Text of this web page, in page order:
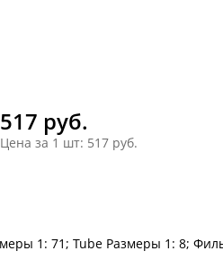
517 руб.
Цена за 1 шт: 517 руб.
1: 71; Tube Размеры 1: 8;